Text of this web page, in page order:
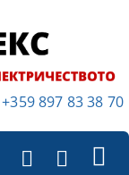
+359 897 83 38 70